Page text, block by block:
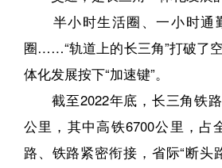
半小时生活圈、一小时通
圈……“轨道上的长三角”打破了
体化发展按下“加速键”。
截至2022年底，长三角铁路
公里，其中高铁6700公里，占
路、铁路紧密衔接，省际“断头